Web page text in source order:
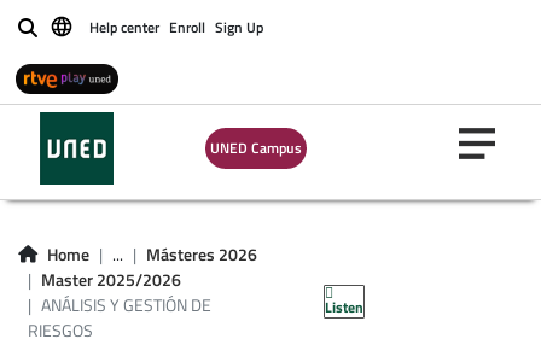
BuscarHelp center Enroll Sign Up
UNED Campus
Home ...
Másteres 2026
Master 2025/2026
ANÁLISIS Y GESTIÓN DE
RIESGOS
Listen
ANÁLISIS Y
GESTIÓN DE
RIESGOS